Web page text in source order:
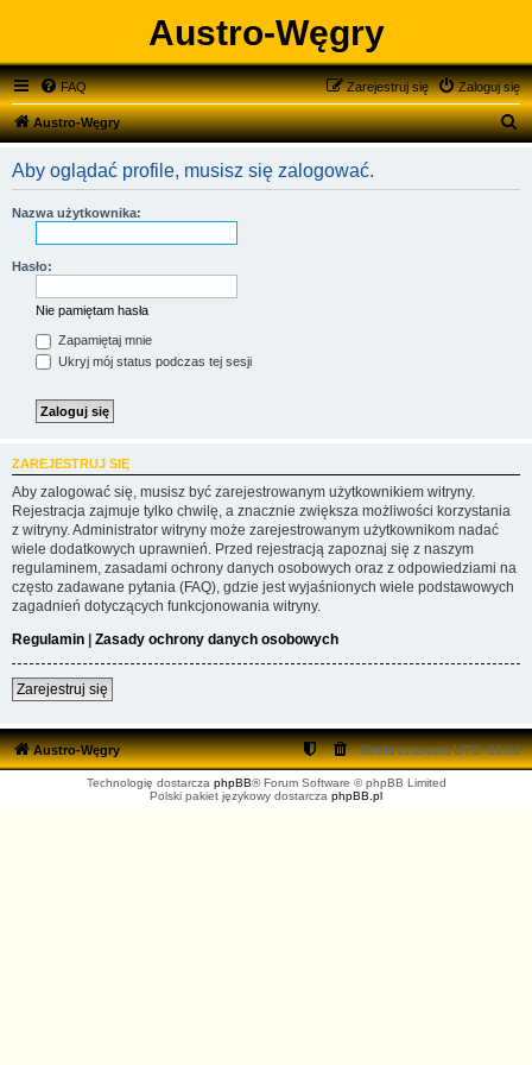
Austro-Węgry
FAQ Zaloguj się
Zarejestruj się
Austro-Węgry
S
Aby oglądać profile, musisz się zalogować.
Nazwa użytkownika:
Hasło:
Nie pamiętam hasła
Zapamiętaj mnie
Ukryj mój status podczas tej sesji
ZAREJESTRUJ SIĘ
Aby zalogować się, musisz być zarejestrowanym użytkownikiem witryny.
Rejestracja zajmuje tylko chwilę, a znacznie zwiększa możliwości korzystania
z witryny. Administrator witryny może zarejestrowanym użytkownikom nadać
wiele dodatkowych uprawnień. Przed rejestracją zapoznaj się z naszym
regulaminem, zasadami ochrony danych osobowych oraz z odpowiedziami na
często zadawane pytania (FAQ), gdzie jest wyjaśnionych wiele podstawowych
zagadnień dotyczących funkcjonowania witryny.
Regulamin | Zasady ochrony danych osobowych
Zarejestruj się
Austro-Węgry Strefa czasowaUTC+02:00
Technologię dostarcza phpBB® Forum Software © phpBB Limited
Polski pakiet językowy dostarcza phpBB.pl